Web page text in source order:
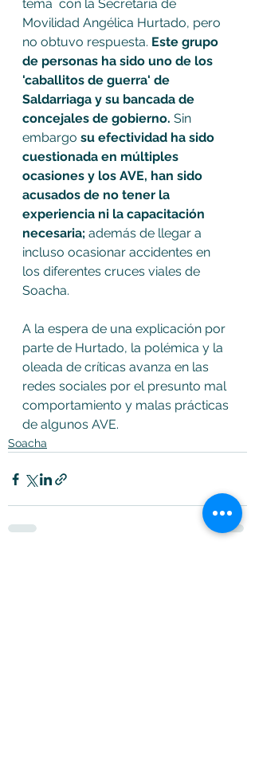
tema  con la Secretaria de
Movilidad Angélica Hurtado, pero
no obtuvo respuesta. Este grupo
de personas ha sido uno de los
'caballitos de guerra' de
Saldarriaga y su bancada de
concejales de gobierno. Sin
embargo su efectividad ha sido
cuestionada en múltiples
ocasiones y los AVE, han sido
acusados de no tener la
experiencia ni la capacitación
necesaria; además de llegar a
incluso ocasionar accidentes en
los diferentes cruces viales de
Soacha.
A la espera de una explicación por
parte de Hurtado, la polémica y la
oleada de críticas avanza en las
redes sociales por el presunto mal
comportamiento y malas prácticas
de algunos AVE.
Soacha